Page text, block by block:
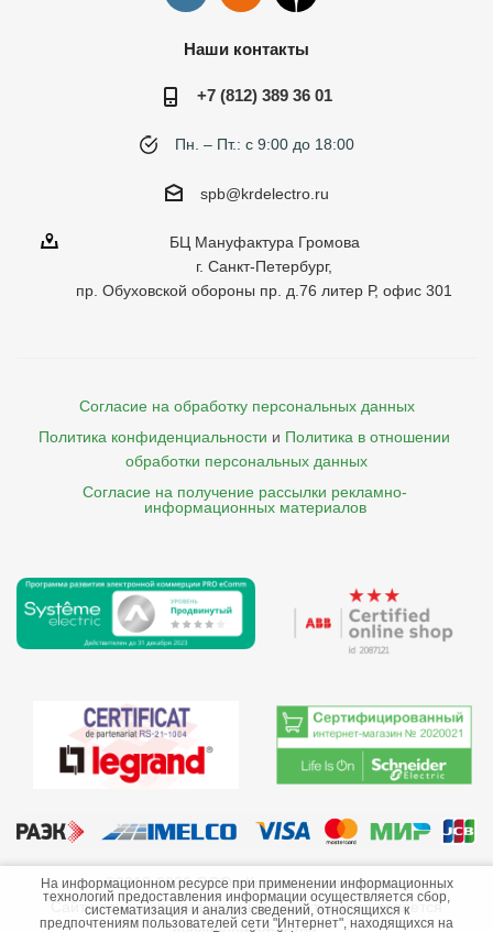
Наши контакты
+7 (812) 389 36 01
Пн. – Пт.: с 9:00 до 18:00
spb@krdelectro.ru
БЦ Мануфактура Громова
г. Санкт-Петербург,
пр. Обуховской обороны пр. д.76 литер Р, офис 301
Согласие на обработку персональных данных
Политика конфиденциальности и Политика в отношении
обработки персональных данных
Согласие на получение рассылки рекламно-
    информационных материалов
©2013-2026 ООО «Краснодарэлектро»
Сайт носит информационный характер и не является
На информационном ресурсе при применении информационных
технологий предоставления информации осуществляется сбор,
систематизация и анализ сведений, относящихся к
предпочтениям пользователей сети "Интернет", находящихся на